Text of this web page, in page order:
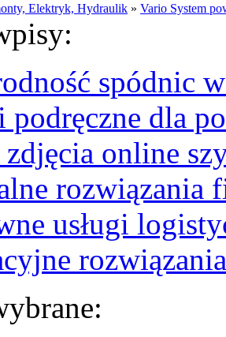
Elektryk, Hydraulik » Vario System
spódnic
podręczne dla
online
rozwiązania
usługi